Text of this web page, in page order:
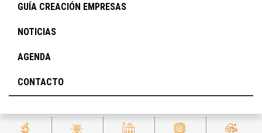
GUÍA CREACIÓN EMPRESAS
NOTICIAS
AGENDA
CONTACTO